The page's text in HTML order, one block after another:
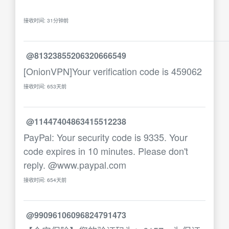
接收时间: 31分钟前
@81323855206320666549
[OnionVPN]Your verification code is 459062
接收时间: 653天前
@11447404863415512238
PayPal: Your security code is 9335. Your
code expires in 10 minutes. Please don't
reply. @www.paypal.com
接收时间: 654天前
@99096106096824791473